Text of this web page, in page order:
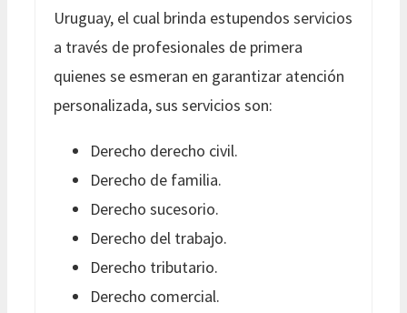
Uruguay, el cual brinda estupendos servicios
a través de profesionales de primera
quienes se esmeran en garantizar atención
personalizada, sus servicios son:
Derecho derecho civil.
Derecho de familia.
Derecho sucesorio.
Derecho del trabajo.
Derecho tributario.
Derecho comercial.